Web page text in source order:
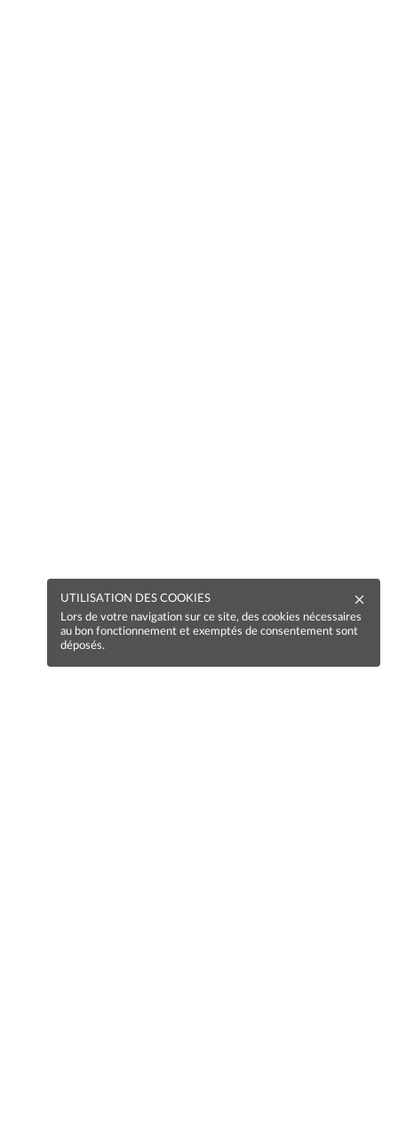
UTILISATION DES COOKIES
Lors de votre navigation sur ce site, des cookies nécessaires
au bon fonctionnement et exemptés de consentement sont
déposés.